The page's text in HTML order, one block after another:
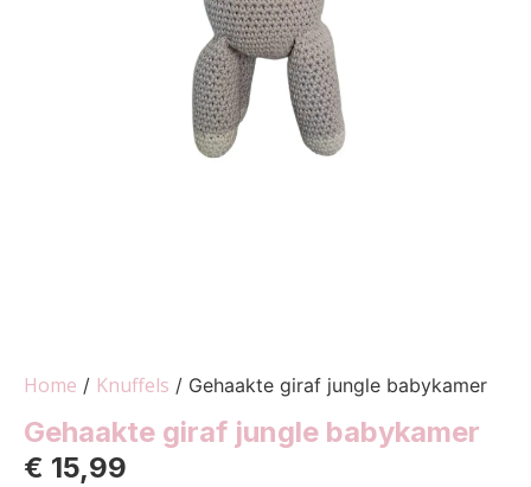
Home / Knuffels / Gehaakte giraf jungle babykamer
Gehaakte giraf jungle babykamer
€ 15,99